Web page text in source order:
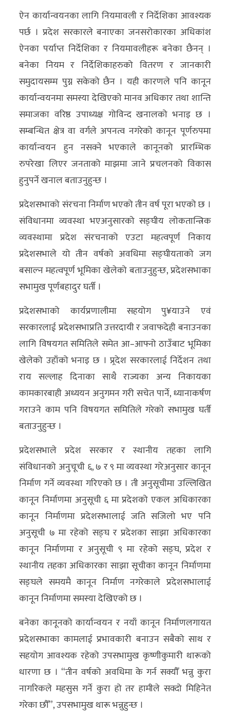
ऐन कार्यान्वयनका लागि नियमावली र निर्देशिका आवश्यक
पर्छ । प्रदेश सरकारले बनाएका जनसरोकारका अधिकांश
ऐनका पर्याप्त निर्देशिका र नियमावलीहरू बनेका छैनन् ।
बनेका नियम र निर्देशिकाहरुको वितरण र जानकारी
समुदायसम्म पुग्न सकेको छैन । यही कारणले पनि कानून
कार्यान्वयनमा समस्या देखिएको मानव अधिकार तथा शान्ति
समाजका वरिष्ठ उपाध्यक्ष गोविन्द खनालको भनाइ छ ।
सम्बन्धित क्षेत्र वा वर्गले अपनत्व नगरेको कानून पूर्णरुपमा
कार्यान्वयन हुन नसक्ने भएकाले कानूनको प्रारम्भिक
रुपरेखा लिएर जनताको माझमा जाने प्रचलनको विकास
हुनुपर्ने खनाल बताउनुहुन्छ ।
प्रदेशसभाको संरचना निर्माण भएको तीन वर्ष पूरा भएको छ ।
संविधानमा व्यवस्था भएअनुसारको सङ्घीय लोकतान्त्रिक
व्यवस्थामा प्रदेश संरचनाको एउटा महत्वपूर्ण निकाय
प्रदेशसभाले यो तीन वर्षको अवधिमा सङ्घीयताको जग
बसाल्न महत्वपूर्ण भूमिका खेलेको बताउनुहुन्छ, प्रदेशसभाका
सभामुख पूर्णबहादुर घर्ती ।
प्रदेशसभाको कार्यप्रणालीमा सहयोग पु¥याउने एवं
सरकारलाई प्रदेशसभाप्रति उत्तरदायी र जवाफदेही बनाउनका
लागि विषयगत समितिले समेत आ–आफ्नो ठाउँबाट भूमिका
खेलेको उहाँको भनाइ छ । प्र्रदेश सरकारलाई निर्देशन तथा
राय सल्लाह दिनाका साथै राज्यका अन्य निकायका
कामकारबाही अध्ययन अनुगमन गरी सचेत पार्ने, ध्यानाकर्षण
गराउने काम पनि विषयगत समितिले गरेको सभामुख घर्ती
बताउनुहुन्छ ।
प्रदेशसभाले प्रदेश सरकार र स्थानीय तहका लागि
संविधानको अनुचूची ६, ७ र ९ मा व्यवस्था गरेअनुसार कानून
निर्माण गर्ने व्यवस्था गरिएको छ । ती अनुसूचीमा उल्लिखित
कानून निर्माणमा अनुसूची ६ मा प्रदेशको एकल अधिकारका
कानून निर्माणमा प्रदेशसभालाई जति सजिलो भए पनि
अनुसूची ७ मा रहेको सङ्घ र प्रदेशका साझा अधिकारका
कानून निर्माणमा र अनुसूची ९ मा रहेको सङ्घ, प्रदेश र
स्थानीय तहका अधिकारका साझा सूचीका कानून निर्माणमा
सङ्घले समयमै कानून निर्माण नगरेकाले प्रदेशसभालाई
कानून निर्माणमा समस्या देखिएको छ ।
बनेका कानूनको कार्यान्वयन र नयाँ कानून निर्माणलगायत
प्रदेशसभाका कामलाई प्रभावकारी बनाउन सबैको साथ र
सहयोग आवश्यक रहेको उपसभामुख कृष्णीकुमारी थारूको
धारणा छ । “तीन वर्षको अवधिमा के गर्न सक्यौँ भन्नु कुरा
नागरिकले महसुस गर्ने कुरा हो तर हामीले सक्दो मिहिनेत
गरेका छौँ”, उपसभामुख थारू भन्नुहुन्छ ।